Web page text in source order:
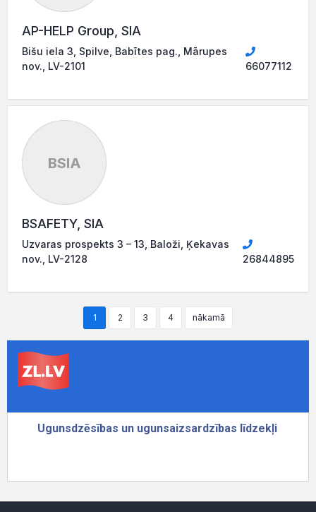
AP-HELP Group, SIA
Bišu iela 3, Spilve, Babītes pag., Mārupes
nov., LV-2101
66077112
BSIA
BSAFETY, SIA
Uzvaras prospekts 3 – 13, Baloži, Ķekavas
nov., LV-2128
26844895
1 2 3 4 nākamā